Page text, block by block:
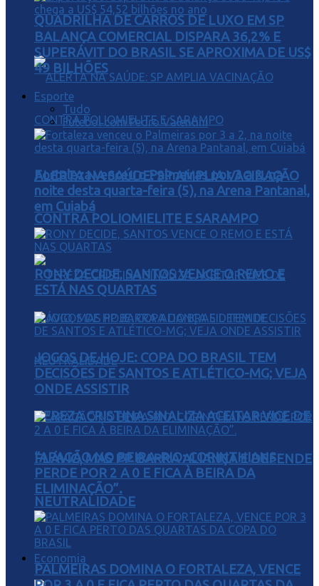
QUADRILHA DE CARROS DE LUXO EM SP
ALERTA NA SAÚDE: SP AMPLIA VACINAÇÃO
CONTRA POLIOMIELITE E SARAMPO
TEREZA CRISTINA SINALIZA ACEITAR VICE DE
FLÁVIO, MAS PP BARRA ALIANÇA E DEFENDE
NEUTRALIDADE
Economia
BALANÇA COMERCIAL DISPARA 36,2% E
SUPERÁVIT DO BRASIL SE APROXIMA DE US$
49 BILHÕES
Esporte
Tudo
Futebol com Pedro Valentini
Fortaleza venceu o Palmeiras por 3 a 2, na
noite desta quarta-feira (5), na Arena Pantanal,
em Cuiabá
RONY DECIDE, SANTOS VENCE O REMO E
ESTÁ NAS QUARTAS
JOGOS DE HOJE: COPA DO BRASIL TEM
DECISÕES DE SANTOS E ATLÉTICO-MG; VEJA
ONDE ASSISTIR
“APAGÃO NO BEIRA-RIO: CORINTHIANS
PERDE POR 2 A 0 E FICA À BEIRA DA
ELIMINAÇÃO”.
PALMEIRAS DOMINA O FORTALEZA, VENCE